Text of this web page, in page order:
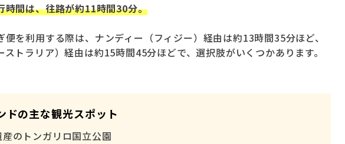
時間は、往路が約11時間30分。
便を利用する際は、ナンディー（フィジー）経由は約13時間35分ほど、
ストラリア）経由は約15時間45分ほどで、選択肢がいくつかあります。
ドの主な観光スポット
のトンガリロ国立公園